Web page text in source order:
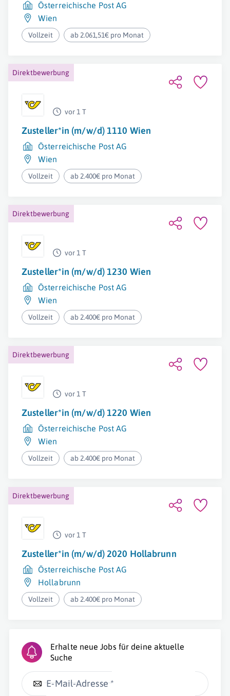
Österreichische Post AG
Wien
Vollzeit ab 2.061,51€ pro Monat
Direktbewerbung
vor 1 T
Zusteller*in (m/w/d) 1110 Wien
Österreichische Post AG
Wien
Vollzeit ab 2.400€ pro Monat
Direktbewerbung
vor 1 T
Zusteller*in (m/w/d) 1230 Wien
Österreichische Post AG
Wien
Vollzeit ab 2.400€ pro Monat
Direktbewerbung
vor 1 T
Zusteller*in (m/w/d) 1220 Wien
Österreichische Post AG
Wien
Vollzeit ab 2.400€ pro Monat
Direktbewerbung
vor 1 T
Zusteller*in (m/w/d) 2020 Hollabrunn
Österreichische Post AG
Hollabrunn
Vollzeit ab 2.400€ pro Monat
Erhalte neue Jobs für deine aktuelle
Suche
E-Mail-Adresse *